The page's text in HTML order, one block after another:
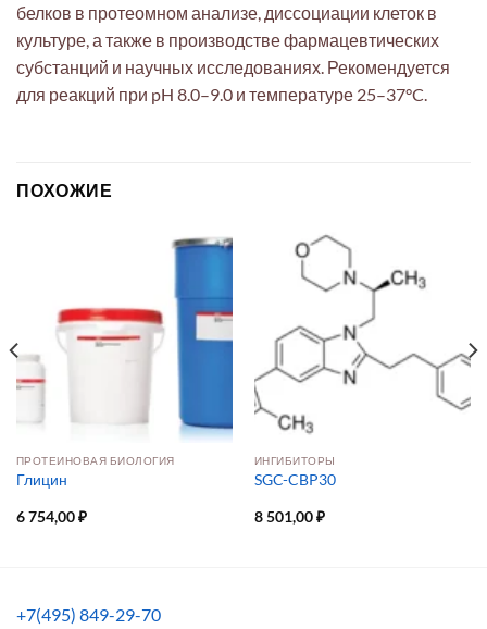
белков в протеомном анализе, диссоциации клеток в
культуре, а также в производстве фармацевтических
субстанций и научных исследованиях. Рекомендуется
для реакций при pH 8.0–9.0 и температуре 25–37°C.
ПОХОЖИЕ
ПРОТЕИНОВАЯ БИОЛОГИЯ
Глицин
6 754,00₽
ИНГИБИТОРЫ
SGC-CBP30
8 501,00₽
+7(495) 849-29-70